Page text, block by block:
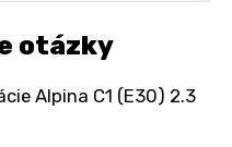
otázky
Alpina C1 (E30) 2.3